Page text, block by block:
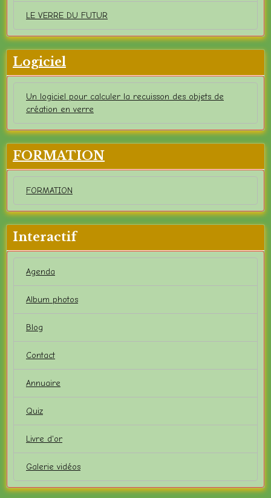
LE VERRE DU FUTUR
Logiciel
Un logiciel pour calculer la recuisson des objets de
création en verre
FORMATION
FORMATION
Interactif
Agenda
Album photos
Blog
Contact
Annuaire
Quiz
Livre d'or
Galerie vidéos